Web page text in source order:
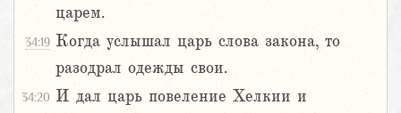
царем.
34:19 Когда услышал царь слова закона, то
разодрал одежды свои.
34:20 И дал царь повеление Хелкии и